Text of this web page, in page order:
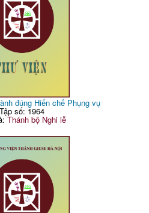
đúng Hiến chế Phụng vụ
Tập số: 1964
Thánh bộ Nghi lễ